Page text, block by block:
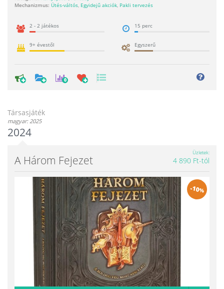
Mechanizmus: Ütés-váltós, Egyidejű akciók, Pakli tervezés
2 - 2 játékos 15 perc
9+ évestől Egyszerű
0
Társasjáték
magyar: 2025
2024
A Három Fejezet
Üzletek
4 890 Ft-tól
-10%